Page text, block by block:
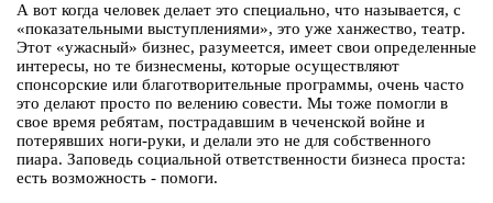
А вот когда человек делает это специально, что называется, с
«показательными выступлениями», это уже ханжество, театр.
Этот «ужасный» бизнес, разумеется, имеет свои определенные
интересы, но те бизнесмены, которые осуществляют
спонсорские или благотворительные программы, очень часто
это делают просто по велению совести. Мы тоже помогли в
свое время ребятам, пострадавшим в чеченской войне и
потерявших ноги-руки, и делали это не для собственного
пиара. Заповедь социальной ответственности бизнеса проста:
есть возможность - помоги.